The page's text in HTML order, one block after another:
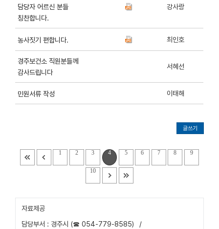
담당자 어르신 분들
칭찬합니다.
강사랑
농사짓기 편합니다. 최인호
경주보건소 직원분들께
감사드립니다
서혜선
민원서류 작성 이태해
글쓰기
1 2 3 4 5 6 7 8 9
10
자료제공
담당부서 : 경주시 (☎ 054-779-8585)
/